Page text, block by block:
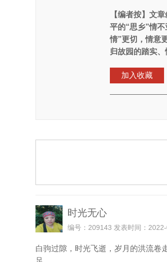
【编者按】 文章
平的“思乡”情
情”更切，情意
归故园的踏实
加入收藏
时光无心
编号：209143 发表时间：
白驹过隙，时光飞逝，岁月的洪流卷